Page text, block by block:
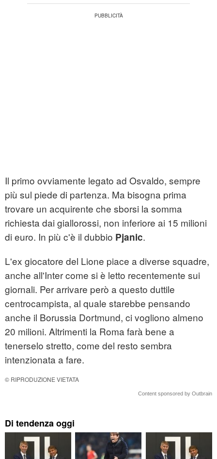
Il primo ovviamente legato ad Osvaldo, sempre
più sul piede di partenza. Ma bisogna prima
trovare un acquirente che sborsi la somma
richiesta dai giallorossi, non inferiore ai 15 milioni
di euro. In più c'è il dubbio Pjanic.
L'ex giocatore del Lione piace a diverse squadre,
anche all'Inter come si è letto recentemente sui
giornali. Per arrivare però a questo duttile
centrocampista, al quale starebbe pensando
anche il Borussia Dortmund, ci vogliono almeno
20 milioni. Altrimenti la Roma farà bene a
tenerselo stretto, come del resto sembra
intenzionata a fare.
© RIPRODUZIONE VIETATA
Content sponsored by Outbrain
Di tendenza oggi